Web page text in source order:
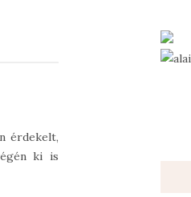
érdekelt,
ki is